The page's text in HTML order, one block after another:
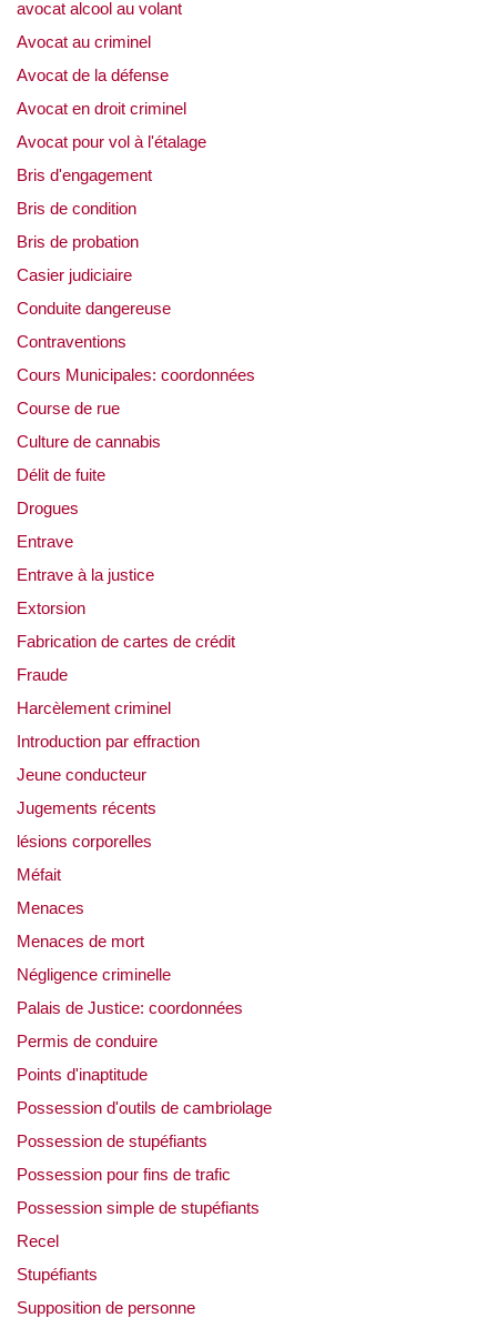
avocat alcool au volant
Avocat au criminel
Avocat de la défense
Avocat en droit criminel
Avocat pour vol à l'étalage
Bris d'engagement
Bris de condition
Bris de probation
Casier judiciaire
Conduite dangereuse
Contraventions
Cours Municipales: coordonnées
Course de rue
Culture de cannabis
Délit de fuite
Drogues
Entrave
Entrave à la justice
Extorsion
Fabrication de cartes de crédit
Fraude
Harcèlement criminel
Introduction par effraction
Jeune conducteur
Jugements récents
lésions corporelles
Méfait
Menaces
Menaces de mort
Négligence criminelle
Palais de Justice: coordonnées
Permis de conduire
Points d'inaptitude
Possession d'outils de cambriolage
Possession de stupéfiants
Possession pour fins de trafic
Possession simple de stupéfiants
Recel
Stupéfiants
Supposition de personne